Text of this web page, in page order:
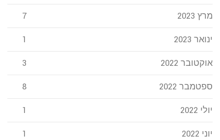
מרץ 2023 7
ינואר 2023 1
אוקטובר 2022 3
ספטמבר 2022 8
יולי 2022 1
יוני 2022 1